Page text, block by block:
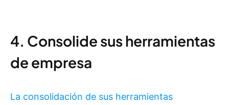
4. Consolide sus herramientas
de empresa
La consolidación de sus herramientas